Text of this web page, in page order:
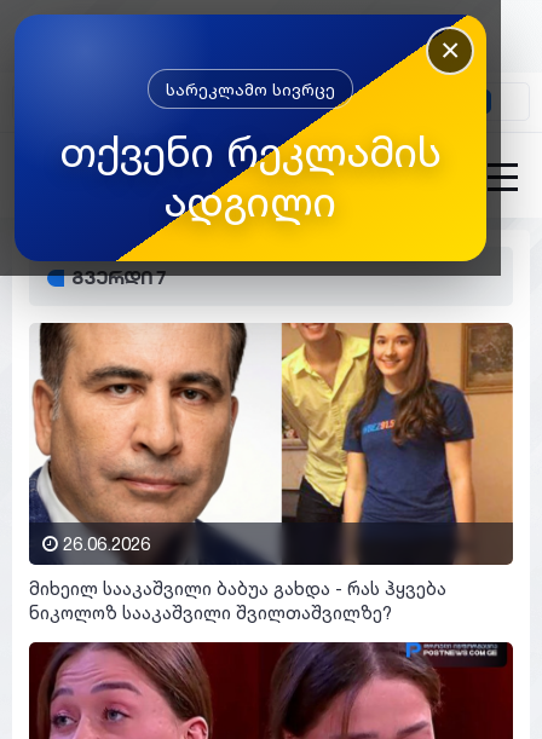
×
სარეკლამო სივრცე
თქვენი რეკლამის
ადგილი
კონტაქტი
გვერდი 7
26.06.2026
მიხეილ სააკაშვილი ბაბუა გახდა - რას ჰყვება
ნიკოლოზ სააკაშვილი შვილთაშვილზე?